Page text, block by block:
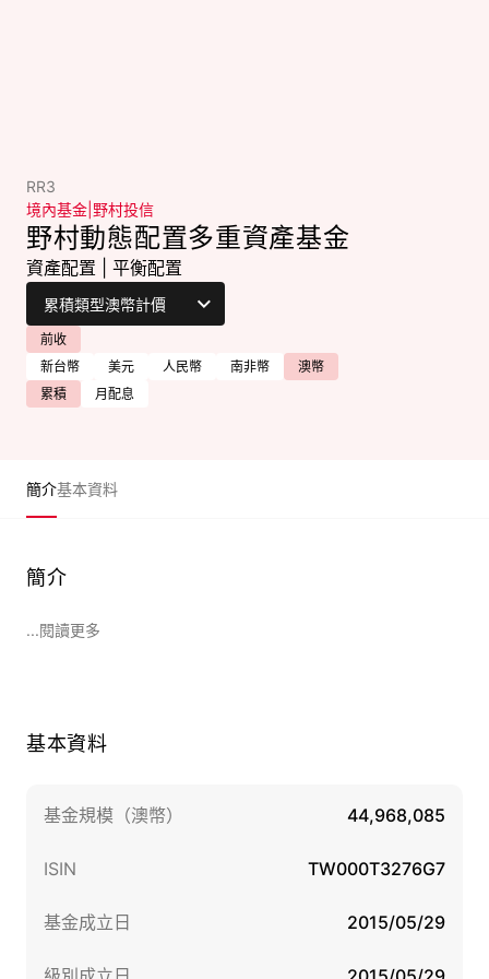
RR3
境內基金 野村投信
野村動態配置多重資產基金
資產配置 平衡配置
前收
新台幣
美元 人民幣 南非幣
澳幣
累積
月配息
簡介基本資料
簡介
...閱讀更多
基本資料
基金規模（澳幣） 44,968,085
ISIN TW000T3276G7
基金成立日 2015/05/29